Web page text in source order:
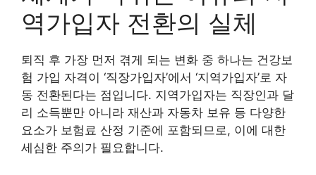
역가입자 전환의 실체
퇴직 후 가장 먼저 겪게 되는 변화 중 하나는 건강보
험 가입 자격이 ‘직장가입자’에서 ‘지역가입자’로 자
동 전환된다는 점입니다. 지역가입자는 직장인과 달
리 소득뿐만 아니라 재산과 자동차 보유 등 다양한
요소가 보험료 산정 기준에 포함되므로, 이에 대한
세심한 주의가 필요합니다.